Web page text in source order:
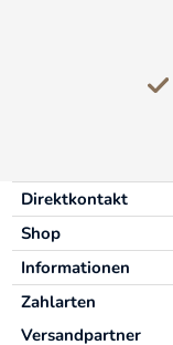
Direktkontakt
Shop
Informationen
Zahlarten
Versandpartner